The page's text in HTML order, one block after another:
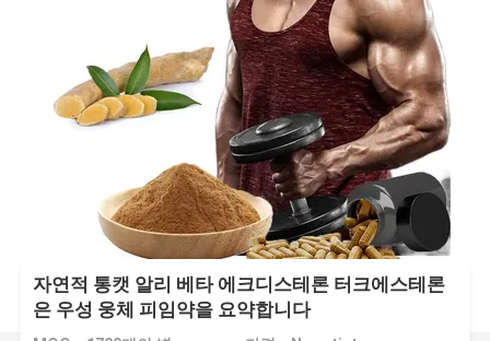
자연적 통캣 알리 베타 에크디스테론 터크에스테론
은 우성 웅체 피임약을 요약합니다